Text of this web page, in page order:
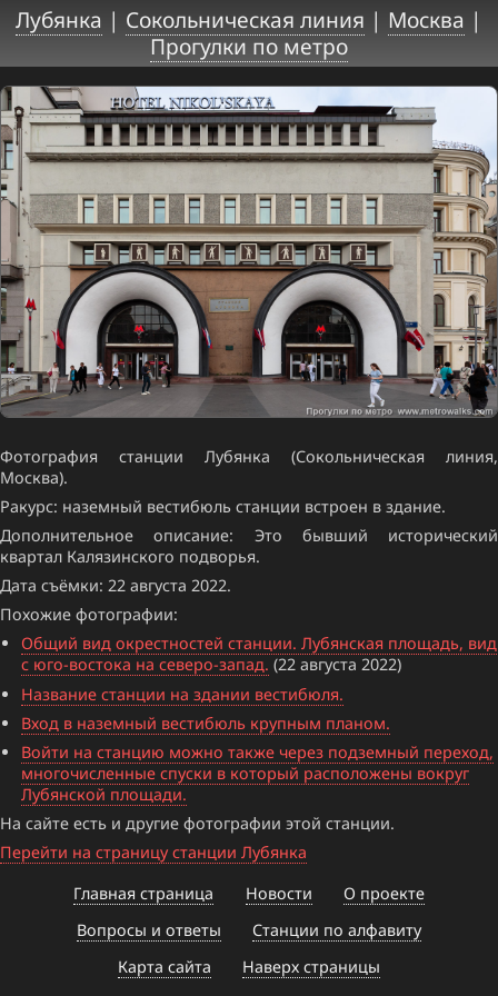
Лубянка | Сокольническая линия | Москва |
Прогулки по метро
Фотография станции Лубянка (Сокольническая линия,
Москва).
Ракурс: наземный вестибюль станции встроен в здание.
Дополнительное описание: Это бывший исторический
квартал Калязинского подворья.
Дата съёмки: 22 августа 2022.
Похожие фотографии:
Общий вид окрестностей станции. Лубянская площадь, вид
с юго-востока на северо-запад. (22 августа 2022)
Название станции на здании вестибюля.
Вход в наземный вестибюль крупным планом.
Войти на станцию можно также через подземный переход,
многочисленные спуски в который расположены вокруг
Лубянской площади.
На сайте есть и другие фотографии этой станции.
Перейти на страницу станции Лубянка
Главная страница
Новости
О проекте
Вопросы и ответы
Станции по алфавиту
Карта сайта
Наверх страницы